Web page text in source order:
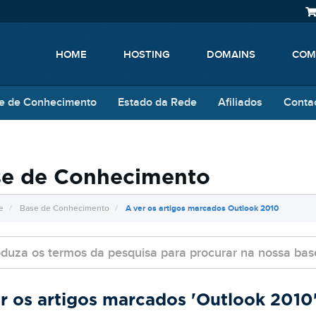
HOME HOSTING DOMAINS
de Conhecimento Estado da Rede Afiliados
de Conhecimento
Base de Conhecimento A ver os artigos marcados Outlook 2010
os artigos marcados 'Outlook